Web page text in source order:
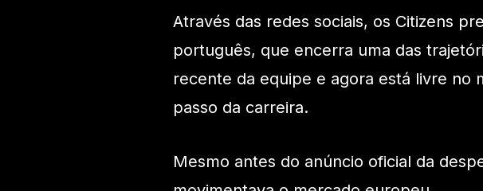
Através das redes sociais, os Citizens
português, que encerra uma das
recente da equipe e agora está livre no
passo da carreira.
Mesmo antes do anúncio oficial da